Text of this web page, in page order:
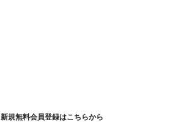
新規無料会員登録はこちらから